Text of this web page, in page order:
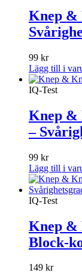
Knep &
99 kr
Lägg till i
IQ-Test
Knep &
–
99 kr
Lägg till i
IQ-Test
Knep &
Block-
149 kr